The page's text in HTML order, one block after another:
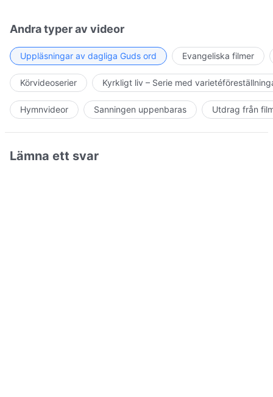
Andra typer av videor
Uppläsningar av dagliga Guds ord Evangeliska filmer
Körvideoserier Kyrkligt liv – Serie med
Hymnvideor Sanningen uppenbaras Utdrag från
Lämna ett svar